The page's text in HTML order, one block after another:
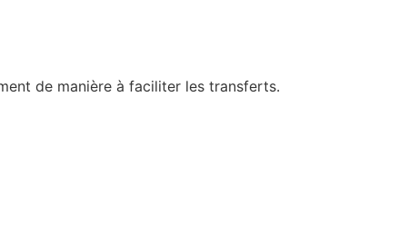
de manière à faciliter les transferts.